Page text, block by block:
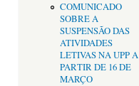
COMUNICADO
SOBRE A
SUSPENSÃO DAS
ATIVIDADES
LETIVAS NA UPP A
PARTIR DE 16 DE
MARÇO